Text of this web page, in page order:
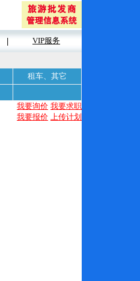
VIP服务
租车、其它
我要询价 我要求职
我要报价 上传计划